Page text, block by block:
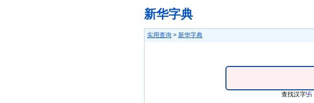
新华字典
实用查询 > 新华字典
查找汉字卐